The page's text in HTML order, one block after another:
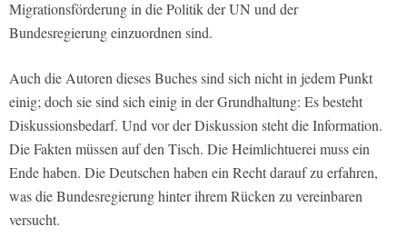
Migrationsförderung in die Politik der UN und der
Bundesregierung einzuordnen sind.
Auch die Autoren dieses Buches sind sich nicht in jedem Punkt
einig; doch sie sind sich einig in der Grundhaltung: Es besteht
Diskussionsbedarf. Und vor der Diskussion steht die Information.
Die Fakten müssen auf den Tisch. Die Heimlichtuerei muss ein
Ende haben. Die Deutschen haben ein Recht darauf zu erfahren,
was die Bundesregierung hinter ihrem Rücken zu vereinbaren
versucht.